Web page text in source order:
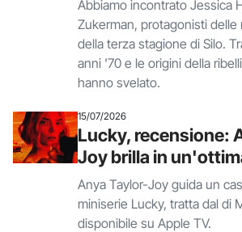
Abbiamo incontrato Jessica
Zukerman, protagonisti
della terza stagione di Silo.
anni '70 e le origini della
hanno svelato.
15/07/2026
Lucky, recensione:
Joy brilla in
Anya Taylor-Joy guida un
miniserie Lucky, tratta dal di
disponibile su Apple TV.